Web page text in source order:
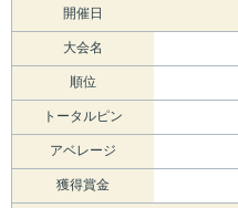
開催日
大会名
順位
トータルピン
アベレージ
獲得賞金